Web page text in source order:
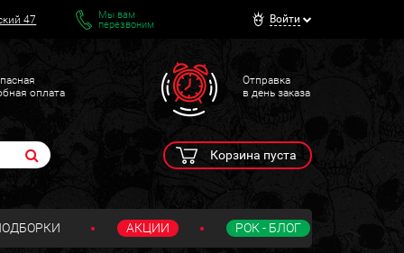
47
Мы вам
перезвоним
Войти
оплата
Отправка
в день заказа
Корзина пуста
АКЦИИ РОК - БЛОГ